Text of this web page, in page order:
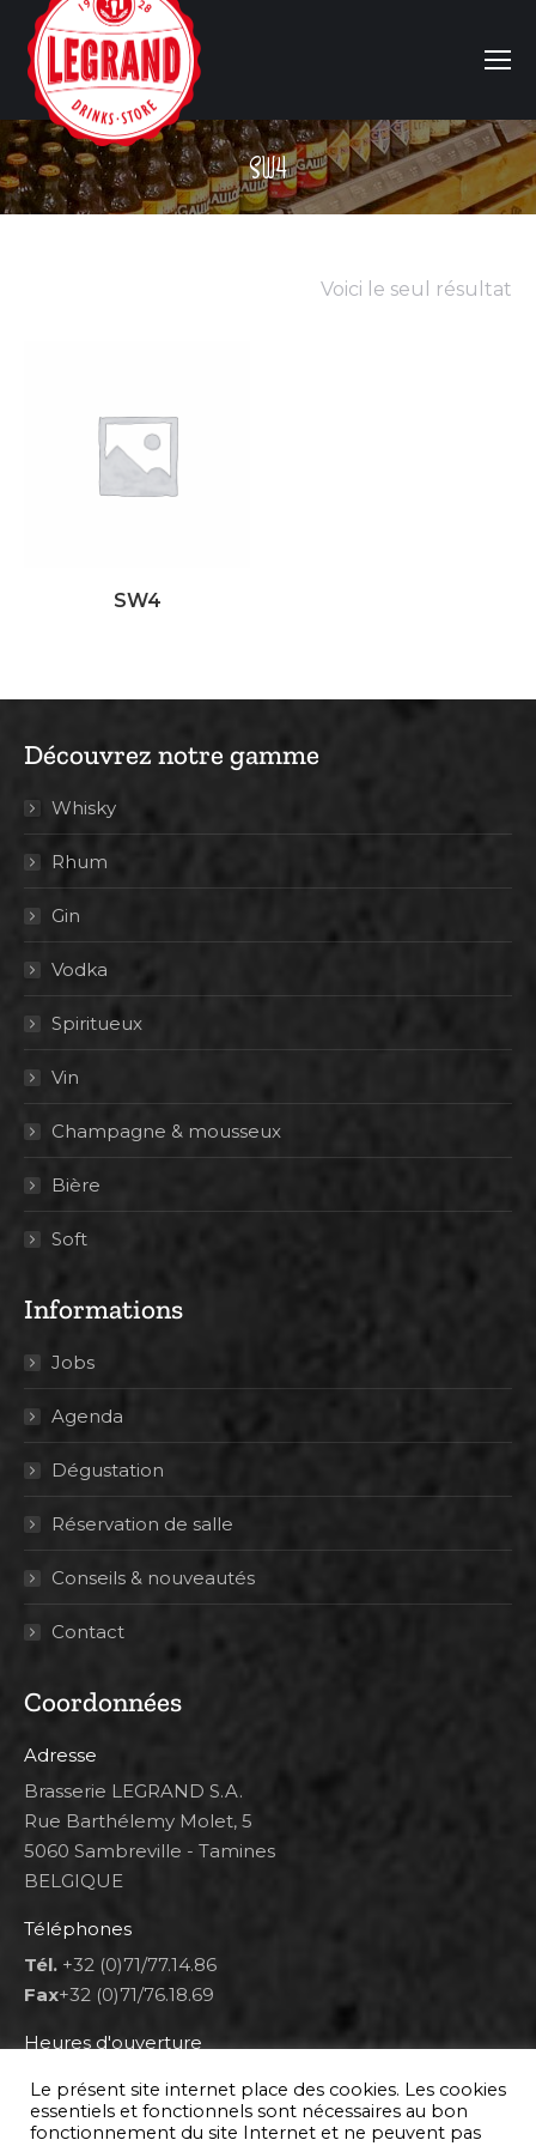
SW4
Vous êtes ici :
Voici le seul résultat
SW4
Découvrez notre gamme
Whisky
Rhum
Gin
Vodka
Spiritueux
Vin
Champagne & mousseux
Bière
Soft
Informations
Jobs
Agenda
Dégustation
Réservation de salle
Conseils & nouveautés
Contact
Coordonnées
Adresse
Brasserie LEGRAND S.A.
Rue Barthélemy Molet, 5
5060 Sambreville - Tamines
BELGIQUE
Téléphones
Tél. +32 (0)71/77.14.86
Fax+32 (0)71/76.18.69
Heures d'ouverture
Lun 8h00-12h00 et 12h30-14h30
Mar au ven 8h00-12h00 et 12h30-17h00
Sam 9h00-16h00
Le présent site internet place des cookies. Les cookies
essentiels et fonctionnels sont nécessaires au bon
fonctionnement du site Internet et ne peuvent pas